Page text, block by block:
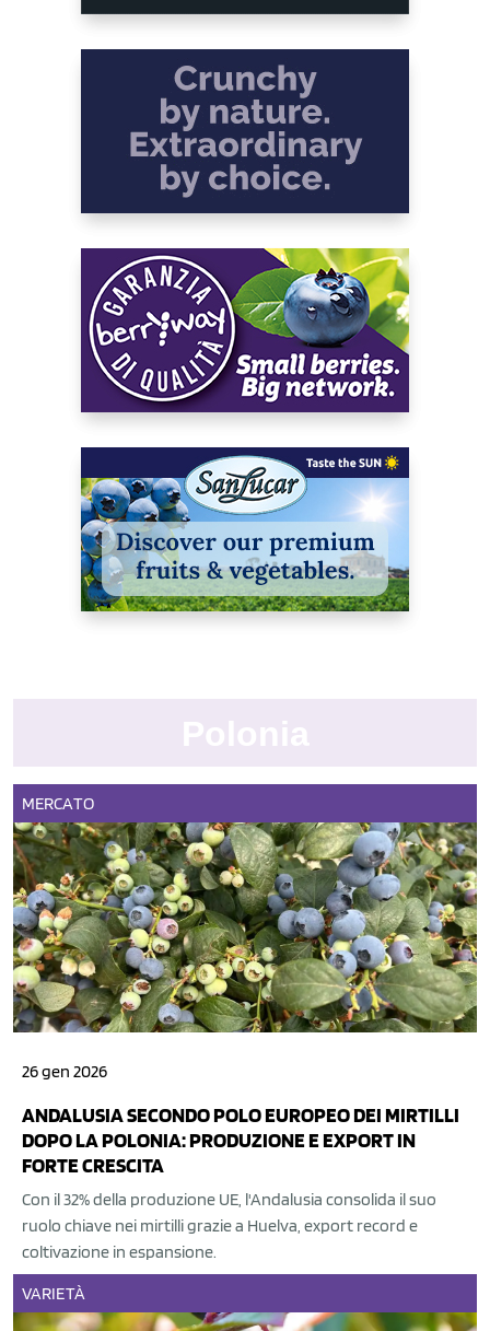
MERCATO
26 gen 2026
ANDALUSIA SECONDO POLO EUROPEO DEI MIRTILLI
DOPO LA POLONIA: PRODUZIONE E EXPORT IN
FORTE CRESCITA
Con il 32% della produzione UE, l'Andalusia consolida il suo
ruolo chiave nei mirtilli grazie a Huelva, export record e
coltivazione in espansione.
VARIETÀ